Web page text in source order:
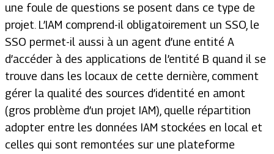
une foule de questions se posent dans ce type de
projet. L’IAM comprend-il obligatoirement un SSO, le
SSO permet-il aussi à un agent d’une entité A
d’accéder à des applications de l’entité B quand il se
trouve dans les locaux de cette dernière, comment
gérer la qualité des sources d’identité en amont
(gros problème d’un projet IAM), quelle répartition
adopter entre les données IAM stockées en local et
celles qui sont remontées sur une plateforme